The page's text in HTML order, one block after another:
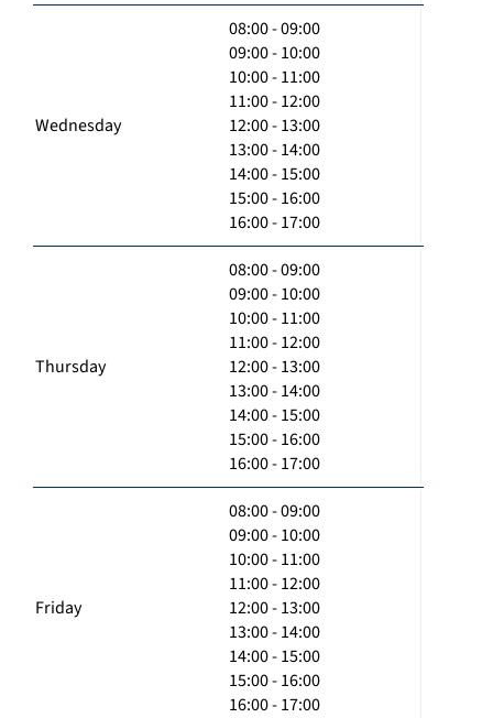
Wednesday
08:00 - 09:00
09:00 - 10:00
10:00 - 11:00
11:00 - 12:00
12:00 - 13:00
13:00 - 14:00
14:00 - 15:00
15:00 - 16:00
16:00 - 17:00
Thursday
08:00 - 09:00
09:00 - 10:00
10:00 - 11:00
11:00 - 12:00
12:00 - 13:00
13:00 - 14:00
14:00 - 15:00
15:00 - 16:00
16:00 - 17:00
Friday
08:00 - 09:00
09:00 - 10:00
10:00 - 11:00
11:00 - 12:00
12:00 - 13:00
13:00 - 14:00
14:00 - 15:00
15:00 - 16:00
16:00 - 17:00